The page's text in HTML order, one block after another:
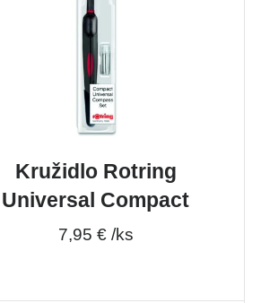
Kružidlo Rotring
Universal Compact
7,95 € /ks